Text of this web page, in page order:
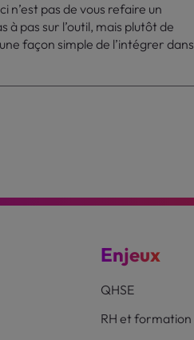
n’est pas de vous refaire un
à pas sur l’outil, mais plutôt de
façon simple de l’intégrer dans
Enjeux
QHSE
RH et formation